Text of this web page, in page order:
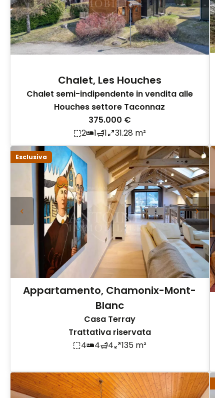
Chalet, Les Houches
Chalet semi-indipendente in vendita alle
Houches settore Taconnaz
375.000 €
2
1 1 31.28 m²
Esclusiva
Appartamento, Chamonix-Mont-
Blanc
Casa Terray
Trattativa riservata
4
4 4 135 m²